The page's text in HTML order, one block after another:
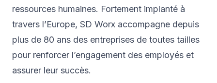
ressources humaines. Fortement implanté à
travers l’Europe, SD Worx accompagne depuis
plus de 80 ans des entreprises de toutes tailles
pour renforcer l’engagement des employés et
assurer leur succès.